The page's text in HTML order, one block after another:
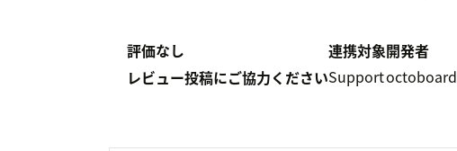
評価なし
レビュー投稿にご協力ください
連携対象
Support
開発者
octoboard